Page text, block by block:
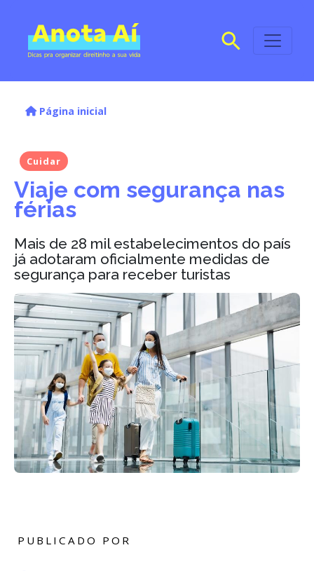
Página inicial
Cuidar
Viaje com segurança nas
férias
Mais de 28 mil estabelecimentos do país
já adotaram oficialmente medidas de
segurança para receber turistas
PUBLICADO POR